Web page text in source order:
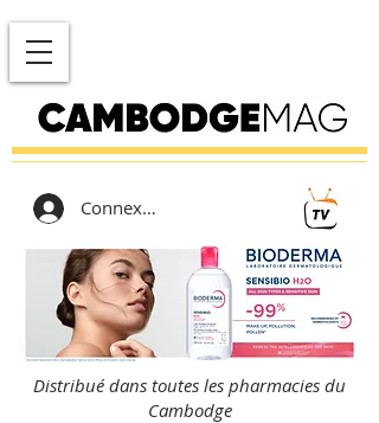
Connexion
Distribué dans toutes les pharmacies du
Cambodge